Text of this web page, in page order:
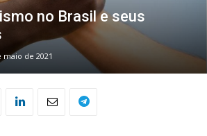
no Brasil e seus
maio de 2021